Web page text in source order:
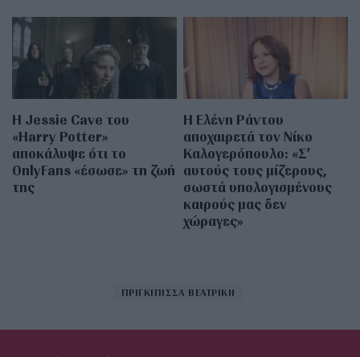
Η Jessie Cave του
«Harry Potter»
αποκάλυψε ότι το
OnlyFans «έσωσε» τη ζωή
της
Η Ελένη Ράντου
αποχαιρετά τον Νίκο
Καλογερόπουλο: «Σ’
αυτούς τους μίζερους,
σωστά υπολογισμένους
καιρούς μας δεν
χώραγες»
ΠΡΙΓΚΙΠΙΣΣΑ ΒΕΑΤΡΙΚΗ